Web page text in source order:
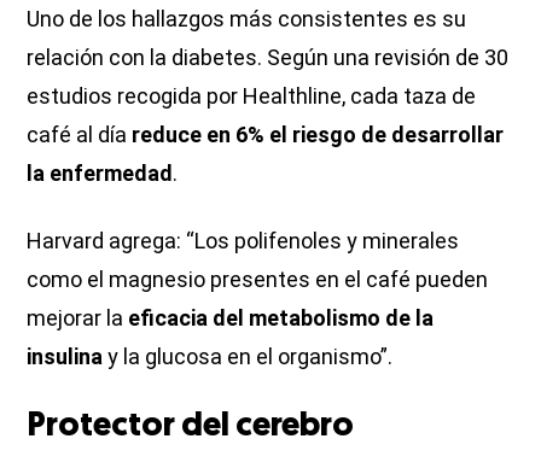
Uno de los hallazgos más consistentes es su
relación con la diabetes. Según una revisión de 30
estudios recogida por Healthline, cada taza de
café al día reduce en 6% el riesgo de desarrollar
la enfermedad.
Harvard agrega: “Los polifenoles y minerales
como el magnesio presentes en el café pueden
mejorar la eficacia del metabolismo de la
insulinay la glucosa en el organismo”.
Protector del cerebro